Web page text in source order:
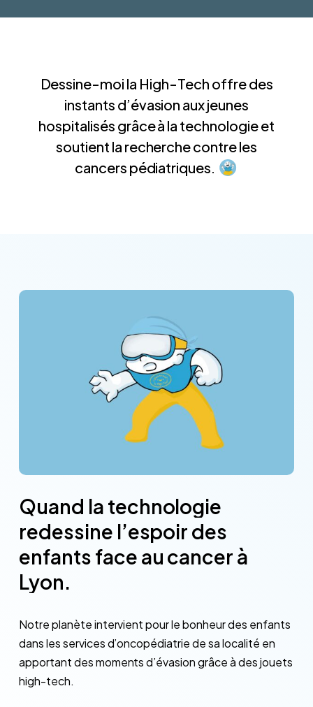
Dessine-moi la High-Tech offre des
instants d’évasion aux jeunes
hospitalisés grâce à la technologie et
soutient la recherche contre les
cancers pédiatriques.
Quand la technologie
redessine l’espoir des
enfants face au cancer à
Lyon.
Notre planète intervient pour le bonheur des enfants
dans les services d’oncopédiatrie de sa localité en
apportant des moments d’évasion grâce à des jouets
high-tech.